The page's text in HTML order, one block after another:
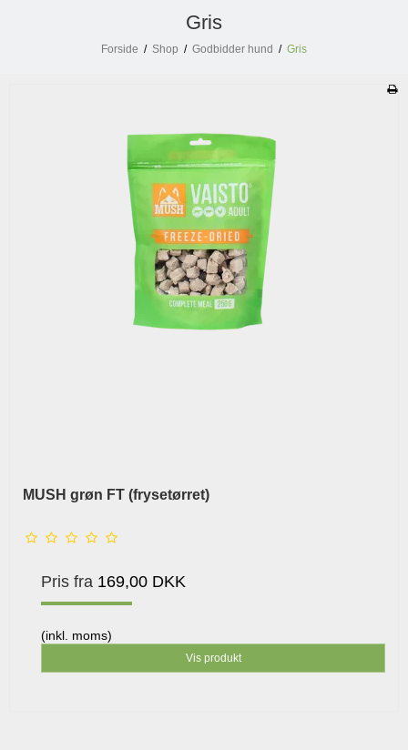
Gris
Forside / Shop / Godbidder hund / Gris
MUSH grøn FT (frysetørret)
Pris fra 169,00 DKK
(inkl. moms)
Vis produkt